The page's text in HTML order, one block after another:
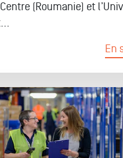
(Roumanie) et
En